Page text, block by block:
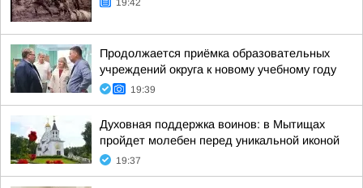
19:42
Продолжается приёмка образовательных
учреждений округа к новому учебному году
19:39
Духовная поддержка воинов: в Мытищах
пройдет молебен перед уникальной иконой
19:37